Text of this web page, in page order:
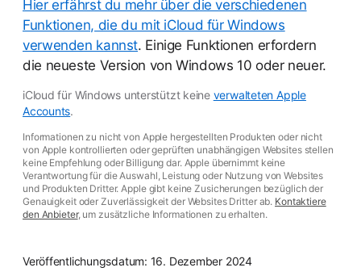
Hier erfährst du mehr über die verschiedenen
Funktionen, die du mit iCloud für Windows
verwenden kannst. Einige Funktionen erfordern
die neueste Version von Windows 10 oder neuer.
iCloud für Windows unterstützt keine verwalteten Apple
Accounts.
Informationen zu nicht von Apple hergestellten Produkten oder nicht
von Apple kontrollierten oder geprüften unabhängigen Websites stellen
keine Empfehlung oder Billigung dar. Apple übernimmt keine
Verantwortung für die Auswahl, Leistung oder Nutzung von Websites
und Produkten Dritter. Apple gibt keine Zusicherungen bezüglich der
Genauigkeit oder Zuverlässigkeit der Websites Dritter ab. Kontaktiere
den Anbieter, um zusätzliche Informationen zu erhalten.
Veröffentlichungsdatum: 16. Dezember 2024